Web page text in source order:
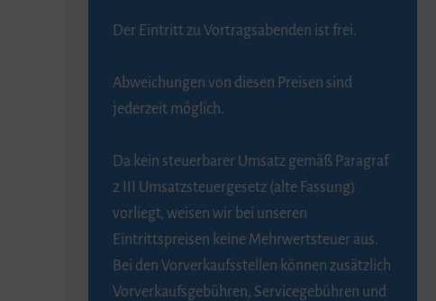
Der Eintritt zu Vortragsabenden ist frei.
Abweichungen von diesen Preisen sind
jederzeit möglich.
Da kein steuerbarer Umsatz gemäß Paragraf
2 III Umsatzsteuergesetz (alte Fassung)
vorliegt, weisen wir bei unseren
Eintrittspreisen keine Mehrwertsteuer aus.
Bei den Vorverkaufsstellen können zusätzlich
Vorverkaufsgebühren, Servicegebühren und